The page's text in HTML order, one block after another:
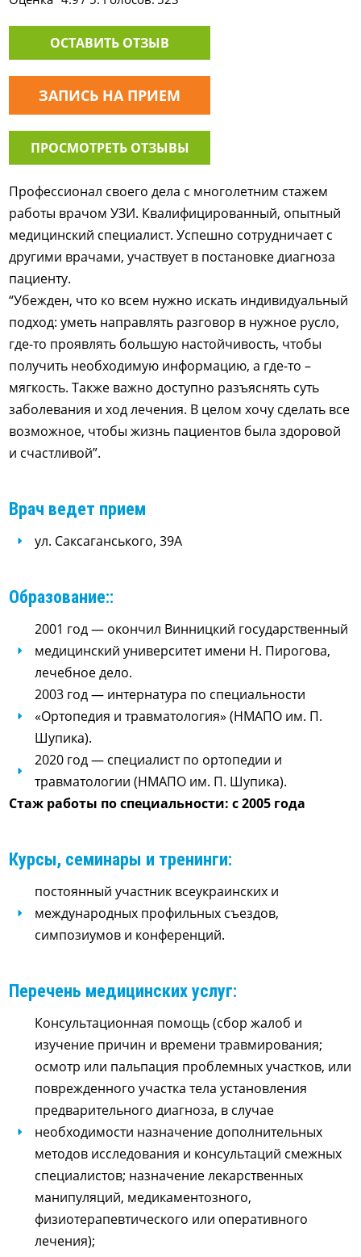
ОСТАВИТЬ ОТЗЫВ
ЗАПИСЬ НА ПРИЕМ
ПРОСМОТРЕТЬ ОТЗЫВЫ
Профессионал своего дела с многолетним стажем
работы врачом УЗИ. Квалифицированный, опытный
медицинский специалист. Успешно сотрудничает с
другими врачами, участвует в постановке диагноза
пациенту.
“Убежден, что ко всем нужно искать индивидуальный
подход: уметь направлять разговор в нужное русло,
где-то проявлять большую настойчивость, чтобы
получить необходимую информацию, а где-то –
мягкость. Также важно доступно разъяснять суть
заболевания и ход лечения. В целом хочу сделать все
возможное, чтобы жизнь пациентов была здоровой
и счастливой”.
Врач ведет прием
ул. Саксаганського, 39А
Образование::
2001 год — окончил Винницкий государственный
медицинский университет имени Н. Пирогова,
лечебное дело.
2003 год — интернатура по специальности
«Ортопедия и травматология» (НМАПО им. П.
Шупика).
2020 год — специалист по ортопедии и
травматологии (НМАПО им. П. Шупика).
Стаж работы по специальности: с 2005 года
Курсы, семинары и тренинги:
постоянный участник всеукраинских и
международных профильных съездов,
симпозиумов и конференций.
Перечень медицинских услуг:
Консультационная помощь (сбор жалоб и
изучение причин и времени травмирования;
осмотр или пальпация проблемных участков, или
поврежденного участка тела установления
предварительного диагноза, в случае
необходимости назначение дополнительных
методов исследования и консультаций смежных
специалистов; назначение лекарственных
манипуляций, медикаментозного,
физиотерапевтического или оперативного
лечения);